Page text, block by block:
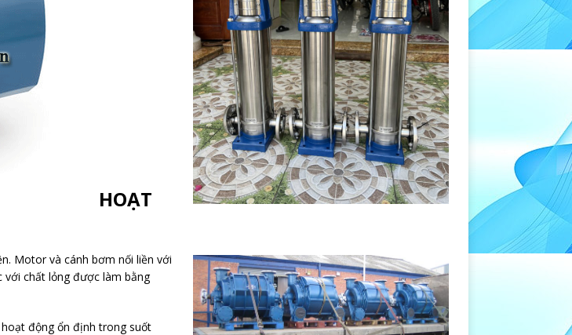
HOẠT
Motor và cánh bơm nối liền với
với chất lỏng được làm bằng
hoạt động ổn định trong suốt